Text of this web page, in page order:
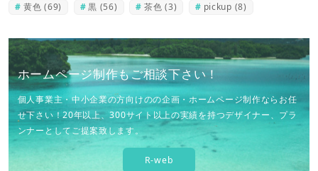
黄色 (69) 黒 (56) 茶色 (3) pickup (8)
ホームページ制作もご相談下さい！
個人事業主・中小企業の方向けのの企画・ホームページ制作ならお任
せ下さい！20年以上、300サイト以上の実績を持つデザイナー、プラ
ンナーとしてご提案致します。
R-web